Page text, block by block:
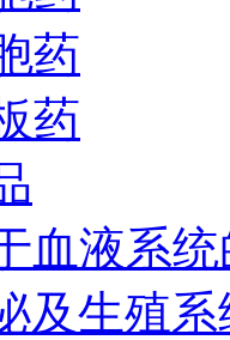
药
药
血液系
及生殖